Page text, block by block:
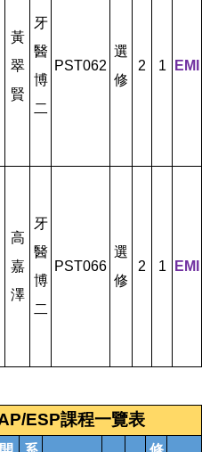
黃
翠
賢
牙
醫
博
二
PST062
選
修
2 1 EMI
高
嘉
澤
牙
醫
博
二
PST066
選
修
2 1 EMI
ESP課程一覽表